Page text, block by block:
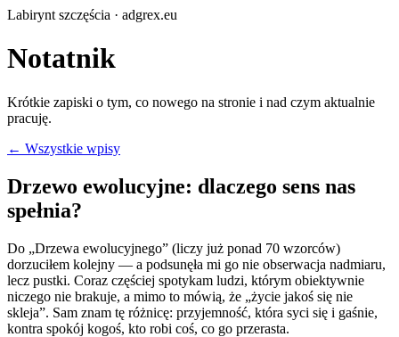
Labirynt szczęścia · adgrex.eu
Notatnik
Krótkie zapiski o tym, co nowego na stronie i nad czym aktualnie
pracuję.
← Wszystkie wpisy
Drzewo ewolucyjne: dlaczego sens nas
spełnia?
Do „Drzewa ewolucyjnego” (liczy już ponad 70 wzorców)
dorzuciłem kolejny — a podsunęła mi go nie obserwacja nadmiaru,
lecz pustki. Coraz częściej spotykam ludzi, którym obiektywnie
niczego nie brakuje, a mimo to mówią, że „życie jakoś się nie
skleja”. Sam znam tę różnicę: przyjemność, która syci się i gaśnie,
kontra spokój kogoś, kto robi coś, co go przerasta.